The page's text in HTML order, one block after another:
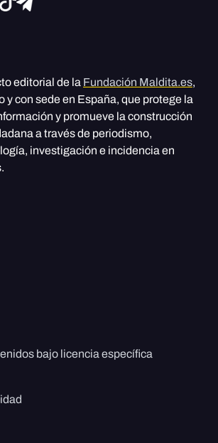
editorial de la Fundación Maldita.es,
y con sede en España, que protege la
y promueve la construcción
a través de periodismo,
investigación e incidencia en
bajo licencia específica